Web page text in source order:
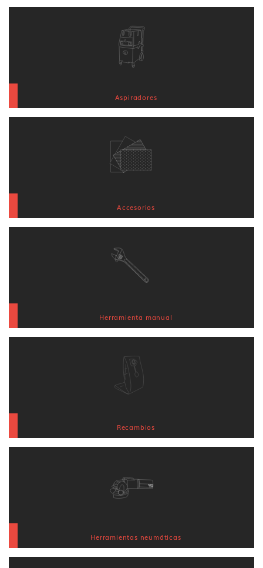
Aspiradores
Accesorios
Herramienta manual
Recambios
Herramientas neumáticas